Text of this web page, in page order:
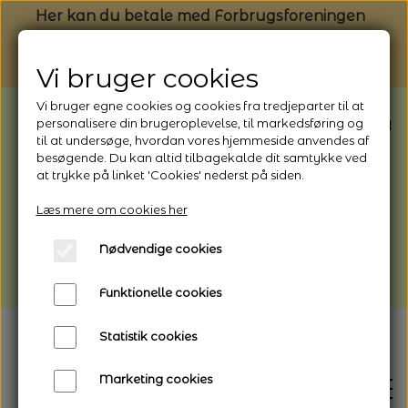
Her kan du betale med Forbrugsforeningen
BEMÆRK: Butikken har ferielukket* fra
1/8 - 9/8 - 2026
*Webshoppen er åben og sender hele
afhentning
Vi gør opmærksom på, at der kan være lidt
længere leveringstid
Vi bruger cookies
Vi bruger egne cookies og cookies fra tredjeparter til at
personalisere din brugeroplevelse, til markedsføring og
til at undersøge, hvordan vores hjemmeside anvendes af
besøgende. Du kan altid tilbagekalde dit samtykke ved
at trykke på linket 'Cookies' nederst på siden.
Læs mere om cookies her
Nødvendige cookies
Funktionelle cookies
Statistik cookies
Marketing cookies